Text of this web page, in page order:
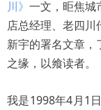
财务
房地产
川》 一文，昛焦城
店总经理、老四川
新宇的署名文章，
之缘，以飨读者。
我是1998年4月1